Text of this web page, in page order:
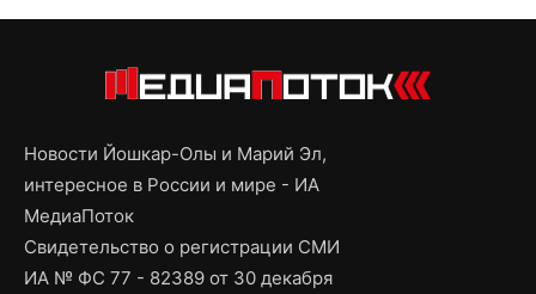
Новости Йошкар-Олы и Марий Эл,
интересное в России и мире - ИА
МедиаПоток
Свидетельство о регистрации СМИ
ИА № ФС 77 - 82389 от 30 декабря